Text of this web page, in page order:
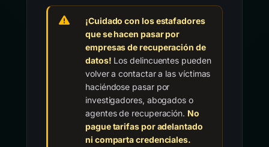
¡Cuidado con los estafadores
que se hacen pasar por
empresas de recuperación de
datos! Los delincuentes pueden
volver a contactar a las víctimas
haciéndose pasar por
investigadores, abogados o
agentes de recuperación. No
pague tarifas por adelantado
ni comparta credenciales.